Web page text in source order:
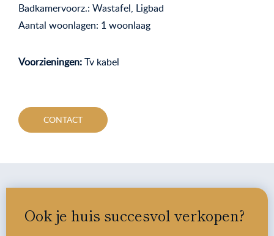
Badkamervoorz.: Wastafel, Ligbad
Aantal woonlagen: 1 woonlaag
Voorzieningen:Tv kabel
CONTACT
Ook je huis succesvol verkopen?